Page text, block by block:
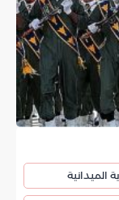
الميدانية